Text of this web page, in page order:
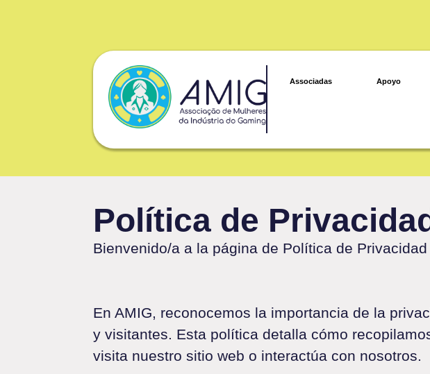
Associadas Apoyo
Política de Privacidad
Bienvenido/a a la página de Política de
En AMIG, reconocemos la importancia de la
y visitantes. Esta política detalla cómo
visita nuestro sitio web o interactúa con nosotros.